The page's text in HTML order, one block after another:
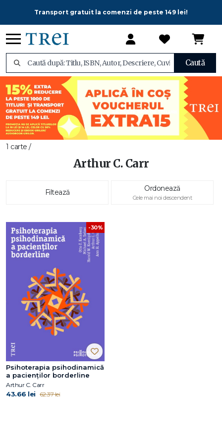
Transport gratuit la comenzi de peste 149 lei!
Caută
1 carte /
Arthur C. Carr
Filtează Ordonează
Cele mai noi descendent
-30%
Psihoterapia psihodinamică
a pacienților borderline
Arthur C. Carr
43.66 lei 62.37 lei